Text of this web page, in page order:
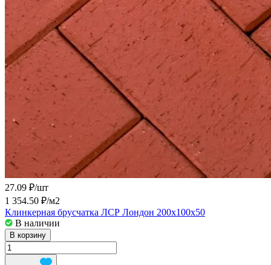
27.09 ₽/шт
1 354.50 ₽/м2
Клинкерная брусчатка ЛСР Лондон 200x100x50
В наличии
В корзину